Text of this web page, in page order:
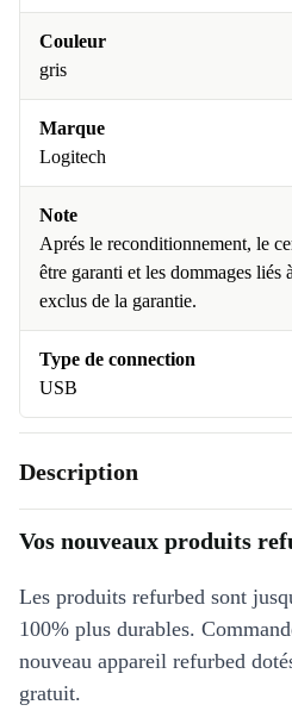
Couleur
gris
Marque
Logitech
Note
Aprés le reconditionnement, le
être garanti et les dommages liés
exclus de la garantie.
Type de connection
USB
Description
Vos nouveaux produits
Les produits refurbed sont
100% plus durables.
nouveau appareil refurbed
gratuit.